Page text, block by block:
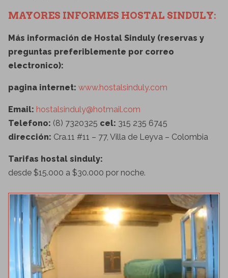
MAYORES INFORMES HOSTAL SINDULY:
Más información de Hostal Sinduly (reservas y
preguntas preferiblemente por correo
electronico):
pagina internet: www.hostalsinduly.com
Email: hostalsinduly@hotmail.com
Telefono: (8) 7320325 cel: 315 235 6745
dirección: Cra.11 #11 – 77, Villa de Leyva – Colombia
Tarifas hostal sinduly:
desde $15.000 a $30.000 por noche.